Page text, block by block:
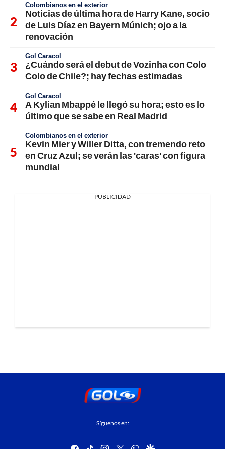
Colombianos en el exterior
Noticias de última hora de Harry Kane, socio
de Luis Díaz en Bayern Múnich; ojo a la
renovación
Gol Caracol
¿Cuándo será el debut de Vozinha con Colo
Colo de Chile?; hay fechas estimadas
Gol Caracol
A Kylian Mbappé le llegó su hora; esto es lo
último que se sabe en Real Madrid
Colombianos en el exterior
Kevin Mier y Willer Ditta, con tremendo reto
en Cruz Azul; se verán las 'caras' con figura
mundial
PUBLICIDAD
Síguenos en: